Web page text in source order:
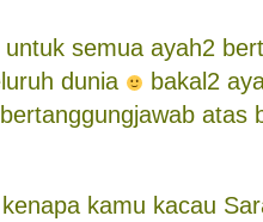
semua ayah2
dunia
bakal2
atas
kamu kacau